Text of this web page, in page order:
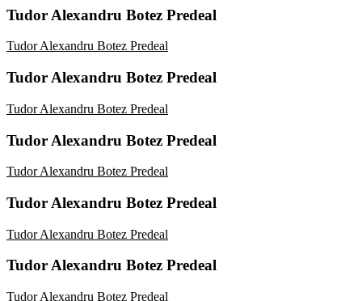
Tudor Alexandru Botez Predeal
Tudor Alexandru Botez Predeal
Tudor Alexandru Botez Predeal
Tudor Alexandru Botez Predeal
Tudor Alexandru Botez Predeal
Tudor Alexandru Botez Predeal
Tudor Alexandru Botez Predeal
Tudor Alexandru Botez Predeal
Tudor Alexandru Botez Predeal
Tudor Alexandru Botez Predeal